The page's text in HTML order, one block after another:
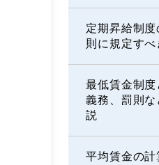
定期昇給制
則に規定すべ
最低賃金制
義務、罰則
説
平均賃金の